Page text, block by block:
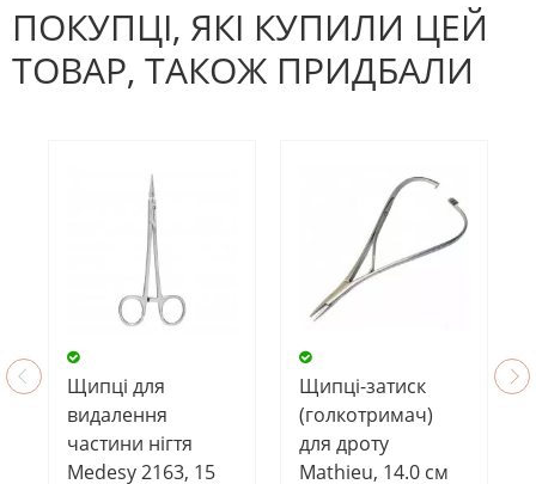
ПОКУПЦІ, ЯКІ КУПИЛИ ЦЕЙ
ТОВАР, ТАКОЖ ПРИДБАЛИ
Щипці для
видалення
частини нігтя
Medesy 2163, 15
Щипці-затиск
(голкотримач)
для дроту
Mathieu, 14.0 см